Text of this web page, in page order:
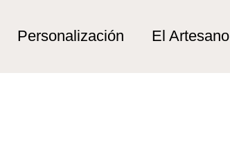
Personalización El Artesano